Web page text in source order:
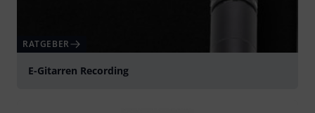
RATGEBER
E-Gitarren Recording